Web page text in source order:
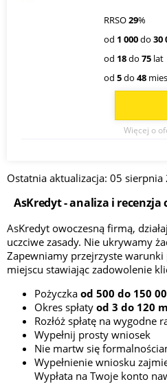
RRSO29%
od 1 000do 30
od 18do 75 lat
od 5do 48
Więcej o
Ostatnia aktualizacja: 05 sierpnia
AsKredyt - analiza i
AsKredyt owoczesną firmą,
uczciwe zasady. Nie ukrywamy
Zapewniamy przejrzyste warunki
miejscu stawiając zadowolenie
Pożyczka od 500 do 150
Okres spłaty od 3 do 120
Rozłóż spłatę na wygodne
Wypełnij prosty wniosek
Nie martw się
Wypełnienie wniosku
Wypłata na Twoje konto